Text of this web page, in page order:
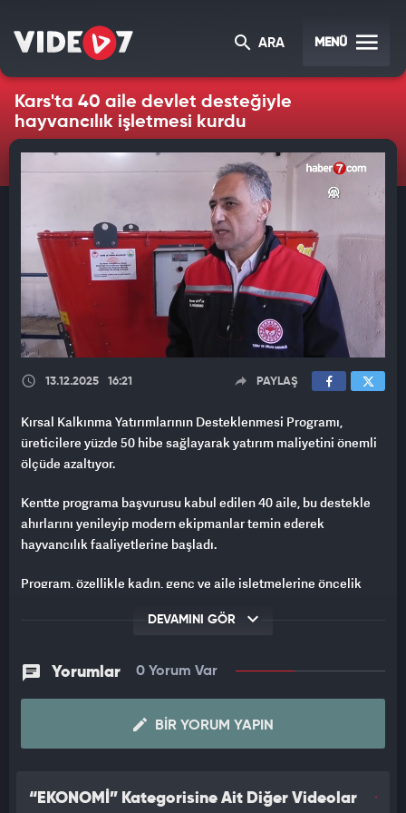
ARA MENÜ
Kars'ta 40 aile devlet desteğiyle
hayvancılık işletmesi kurdu
13.12.2025 16:21 PAYLAŞ
Kırsal Kalkınma Yatırımlarının Desteklenmesi Programı,
üreticilere yüzde 50 hibe sağlayarak yatırım maliyetini önemli
ölçüde azaltıyor.
Kentte programa başvurusu kabul edilen 40 aile, bu destekle
ahırlarını yenileyip modern ekipmanlar temin ederek
hayvancılık faaliyetlerine başladı.
Program, özellikle kadın, genç ve aile işletmelerine öncelik
sağlıyor. Hayvancılığın temel geçim kaynağı olduğu bölgede
güçlenmesi hedefleniyor.
İŞLETMELERİNİ KURDULAR, BİTİRDİLER
Tarım ve Orman İl Müdürü Enver Aydın, AA muhabirine, kentte
hayvan bulunduğunu söyledi.
DEVAMINI GÖR
Yorumlar 0 Yorum Var
BIR YORUM YAPIN
“EKONOMİ” Kategorisine Ait Diğer Videolar